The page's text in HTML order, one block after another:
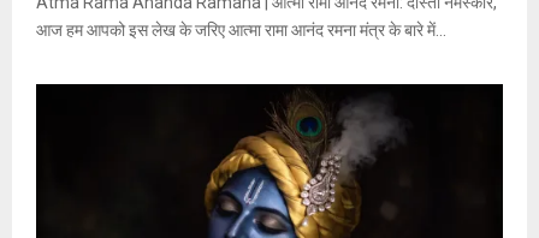
आज हम आपको इस लेख के जरिए आत्मा रामा आनंद रमना मंत्र के बारे में...